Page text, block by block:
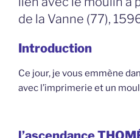
de la Vanne (77),
Introduction
Ce jour, je vous emmène
avec l’imprimerie et un